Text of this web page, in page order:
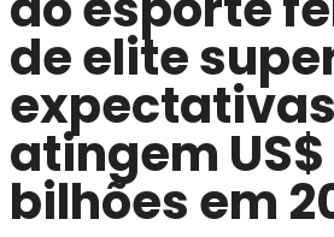
de elite
atingem US$
bilhões em